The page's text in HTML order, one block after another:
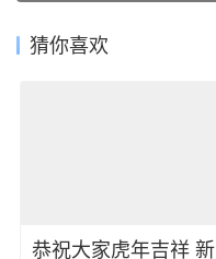
猜你喜欢
恭祝大家虎年吉祥 新